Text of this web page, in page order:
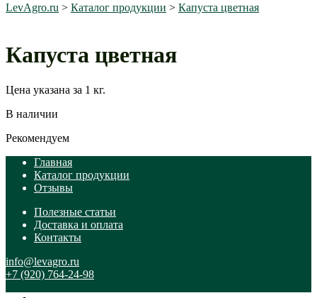
LevAgro.ru > Каталог продукции > Капуста цветная
Капуста цветная
Цена указана за 1 кг.
В наличии
Рекомендуем
Главная
Каталог продукции
Отзывы
Полезные статьи
Доставка и оплата
Контакты
info@levagro.ru
+7 (920) 764-24-98